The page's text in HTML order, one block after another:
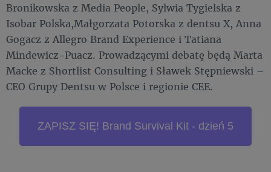
Bronikowska z Media People, Sylwia Tygielska z
Isobar Polska,Małgorzata Potorska z dentsu X, Anna
Gogacz z Allegro Brand Experience i Tatiana
Mindewicz-Puacz. Prowadzącymi debatę będą Marta
Macke z Shortlist Consulting i Sławek Stępniewski –
CEO Grupy Dentsu w Polsce i regionie CEE.
ZAPISZ SIĘ! Brand Survival Kit - dzień 5